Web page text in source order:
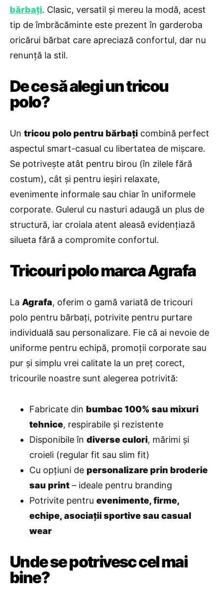
bărbați. Clasic, versatil și mereu la modă, acest
tip de îmbrăcăminte este prezent în garderoba
oricărui bărbat care apreciază confortul, dar nu
renunță la stil.
De ce să alegi un tricou
polo?
Un tricou polo pentru bărbați combină perfect
aspectul smart-casual cu libertatea de mișcare.
Se potrivește atât pentru birou (în zilele fără
costum), cât și pentru ieșiri relaxate,
evenimente informale sau chiar în uniformele
corporate. Gulerul cu nasturi adaugă un plus de
structură, iar croiala atent aleasă evidențiază
silueta fără a compromite confortul.
Tricouri polo marca Agrafa
La Agrafa, oferim o gamă variată de tricouri
polo pentru bărbați, potrivite pentru purtare
individuală sau personalizare. Fie că ai nevoie de
uniforme pentru echipă, promoții corporate sau
pur și simplu vrei calitate la un preț corect,
tricourile noastre sunt alegerea potrivită:
Fabricate din bumbac 100% sau mixuri
tehnice, respirabile și rezistente
Disponibile în diverse culori, mărimi și
croieli (regular fit sau slim fit)
Cu opțiuni de personalizare prin broderie
sau print – ideale pentru branding
Potrivite pentru evenimente, firme,
echipe, asociații sportive sau casual
wear
Unde se potrivesc cel mai
bine?